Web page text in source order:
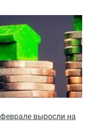
выросли на